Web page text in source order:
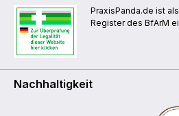
PraxisPanda.de ist
Register des BfArM
Nachhaltigkeit